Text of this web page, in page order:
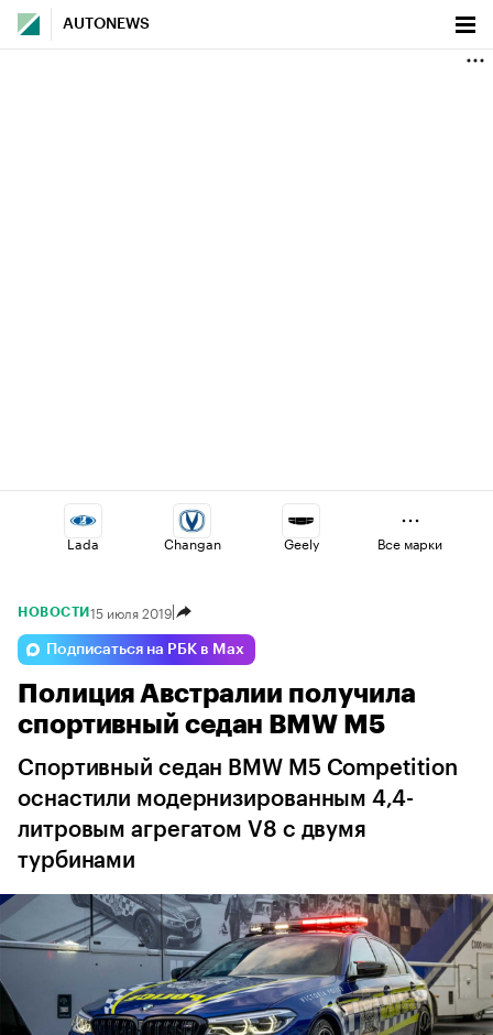
AUTONEWS
Lada Changan Geely
Haval Voyah
Jaecoo Volga Omoda
Все марки
НОВОСТИ 15 июля 2019
Подписаться на РБК в Max
Полиция Австралии получила
спортивный седан BMW M5
Спортивный седан BMW M5 Competition
оснастили модернизированным 4,4-
литровым агрегатом V8 с двумя
турбинами